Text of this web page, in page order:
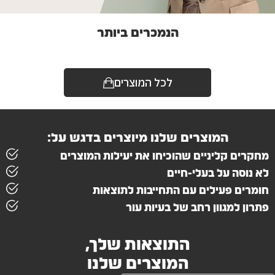
הנמכרים ביותר
לכל המוצרים
המוצרים שלנו מיוצרים בדגש על:
מחקרים קליניים שהוכיחו את יעילות המוצרים
לא נוסה על בעלי-חיים
חומרים פעילים עם התחייבות לתוצאות
פתרון למגוון רחב של בעיות עור
התוצאות שלך,
המוצרים שלנו